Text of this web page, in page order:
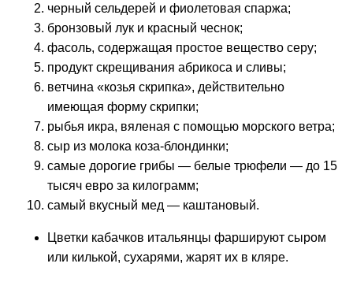
черный сельдерей и фиолетовая спаржа;
бронзовый лук и красный чеснок;
фасоль, содержащая простое вещество серу;
продукт скрещивания абрикоса и сливы;
ветчина «козья скрипка», действительно
имеющая форму скрипки;
рыбья икра, вяленая с помощью морского ветра;
сыр из молока коза-блондинки;
самые дорогие грибы — белые трюфели — до 15
тысяч евро за килограмм;
самый вкусный мед — каштановый.
Цветки кабачков итальянцы фаршируют сыром
или килькой, сухарями, жарят их в кляре.